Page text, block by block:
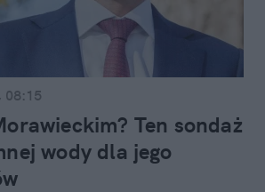
08:15
Ten sondaż
wody dla jego